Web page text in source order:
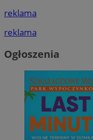
reklama
reklama
Ogłoszenia